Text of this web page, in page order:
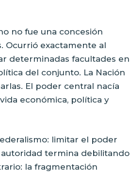
no fue una concesión
Ocurrió exactamente al
determinadas facultades en
del conjunto. La Nación
El poder central nacía
económica, política y
limitar el poder
termina debilitando
la fragmentación